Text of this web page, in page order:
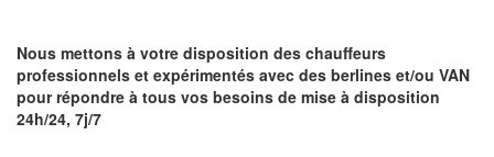
Nous mettons à votre disposition des chauffeurs
professionnels et expérimentés avec des berlines et/ou VAN
pour répondre à tous vos besoins de mise à disposition
24h/24, 7j/7